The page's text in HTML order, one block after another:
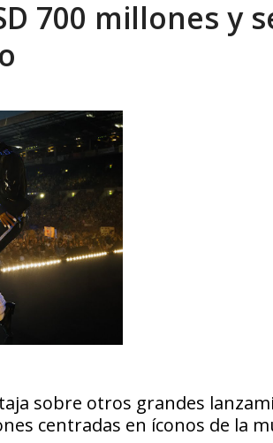
en el Minister... AGOSTO 6, 2026
700 millones y
sobre otros grandes
centradas en íconos de la